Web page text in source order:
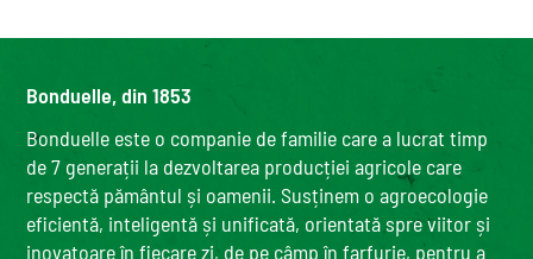
Bonduelle, din 1853
Bonduelle este o companie de familie care a lucrat timp
de 7 generații la dezvoltarea producției agricole care
respectă pământul și oamenii. Susținem o agroecologie
eficientă, inteligentă și unificată, orientată spre viitor și
inovatoare în fiecare zi, de pe câmp în farfurie, pentru a